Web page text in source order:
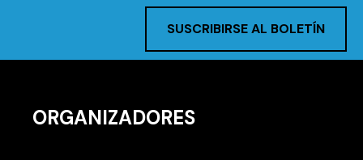
SUSCRIBIRSE AL BOLETÍN
ORGANIZADORES